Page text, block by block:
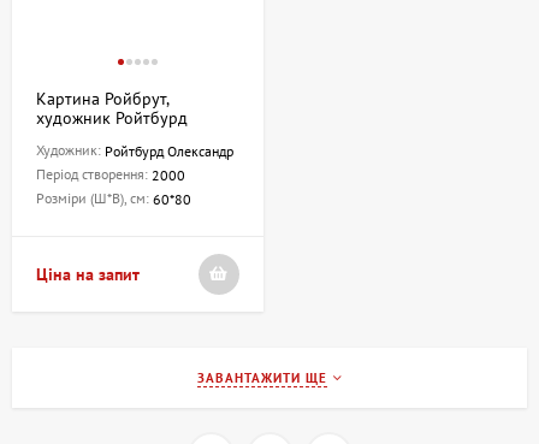
Картина Ройбрут,
художник Ройтбурд
Художник: Ройтбурд Олександр
Період створення: 2000
Розміри (Ш*В), см: 60*80
Ціна на запит
ЗАВАНТАЖИТИ ЩЕ